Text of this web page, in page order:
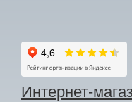
Интернет-